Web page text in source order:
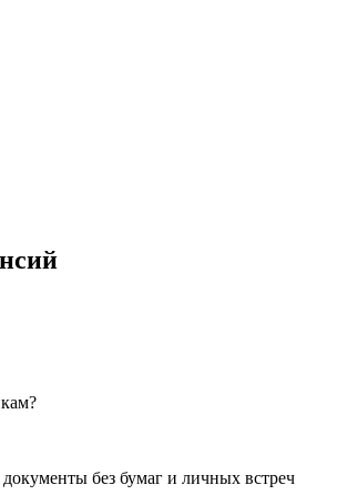
без бумаг и личных встреч